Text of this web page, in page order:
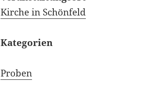
Kirche in Schönfeld
Kategorien
Proben